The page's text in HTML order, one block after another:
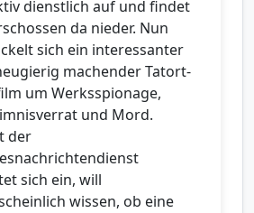
dienstlich auf und findet
da nieder. Nun
sich ein interessanter
machender Tatort-
um Werksspionage,
und Mord.
der
sich ein, will
wissen, ob eine